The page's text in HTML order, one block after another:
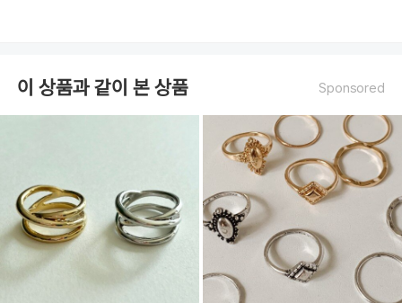
이 상품과 같이 본 상품 Sponsored